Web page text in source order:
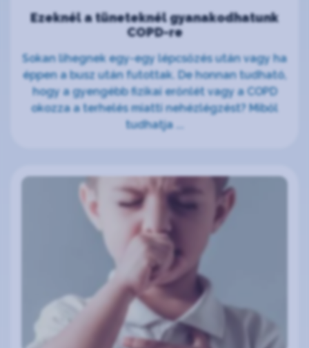
Ezeknél a tüneteknél gyanakodhatunk
COPD-re
Sokan lihegnek egy-egy lépcsőzés után vagy ha
éppen a busz után futottak. De honnan tudható,
hogy a gyengébb fizikai erőnlét vagy a COPD
okozza a terhelés miatti nehézlégzést? Miből
tudhatja ...